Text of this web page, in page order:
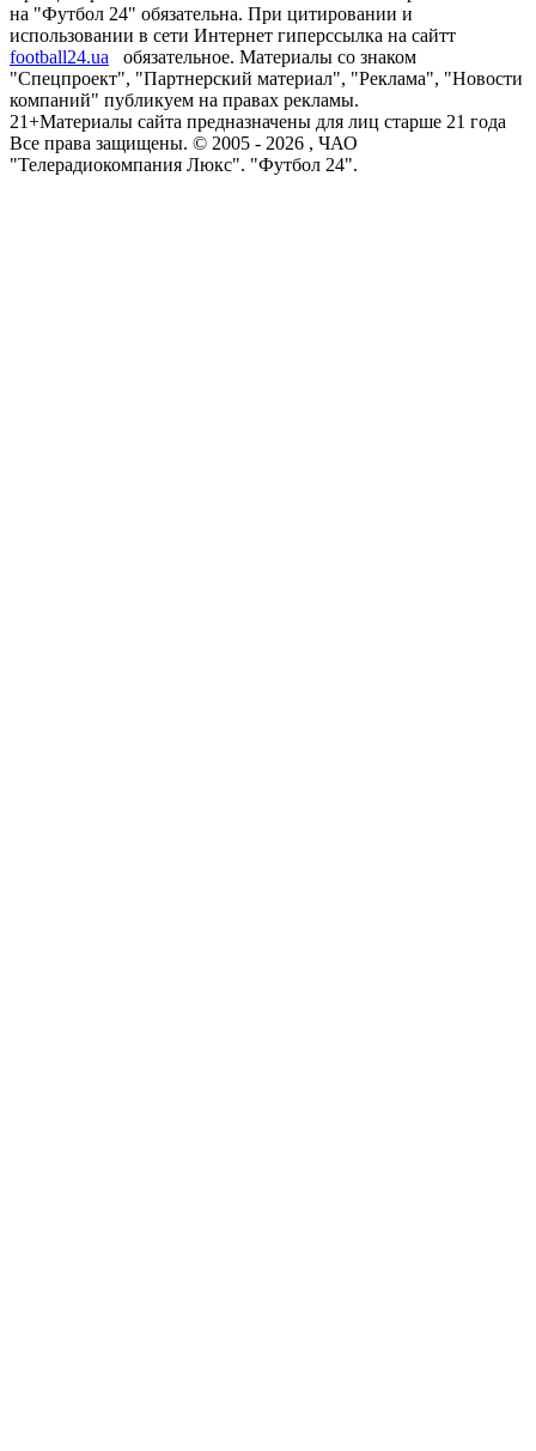
на "Футбол 24" обязательна. При цитировании и
использовании в сети Интернет гиперссылка на сайтт
football24.ua
обязательное. Материалы со знаком
"Спецпроект", "Партнерский материал", "Реклама", "Новости
компаний" публикуем на правах рекламы.
21+Материалы сайта предназначены для лиц старше 21 года
Все права защищены. © 2005 - 2026 , ЧАО
"Телерадиокомпания Люкс". "Футбол 24".